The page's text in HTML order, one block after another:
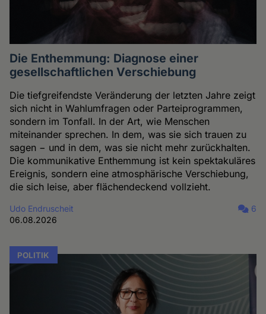
Die Enthemmung: Diagnose einer
gesellschaftlichen Verschiebung
Die tiefgreifendste Veränderung der letzten Jahre zeigt
sich nicht in Wahlumfragen oder Parteiprogrammen,
sondern im Tonfall. In der Art, wie Menschen
miteinander sprechen. In dem, was sie sich trauen zu
sagen − und in dem, was sie nicht mehr zurückhalten.
Die kommunikative Enthemmung ist kein spektakuläres
Ereignis, sondern eine atmosphärische Verschiebung,
die sich leise, aber flächendeckend vollzieht.
Udo Endruscheit
06.08.2026
6
POLITIK